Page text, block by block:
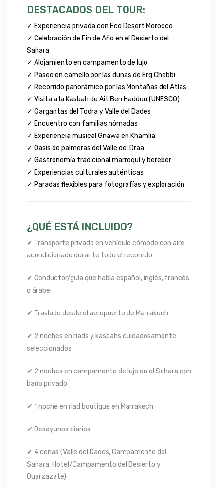
DESTACADOS DEL TOUR:
✓ Experiencia privada con Eco Desert Morocco
✓ Celebración de Fin de Año en el Desierto del
Sahara
✓ Alojamiento en campamento de lujo
✓ Paseo en camello por las dunas de Erg Chebbi
✓ Recorrido panorámico por las Montañas del Atlas
✓ Visita a la Kasbah de Ait Ben Haddou (UNESCO)
✓ Gargantas del Todra y Valle del Dades
✓ Encuentro con familias nómadas
✓ Experiencia musical Gnawa en Khamlia
✓ Oasis de palmeras del Valle del Draa
✓ Gastronomía tradicional marroquí y bereber
✓ Experiencias culturales auténticas
✓ Paradas flexibles para fotografías y exploración
¿QUÉ ESTÁ INCLUIDO?
✔ Transporte privado en vehículo cómodo con aire
acondicionado durante todo el recorrido
✔ Conductor/guía que habla español, inglés, francés
o árabe
✔ Traslado desde el aeropuerto de Marrakech
✔ 2 noches en riads y kasbahs cuidadosamente
seleccionados
✔ 2 noches en campamento de lujo en el Sahara con
baño privado
✔ 1 noche en riad boutique en Marrakech
✔ Desayunos diarios
✔ 4 cenas (Valle del Dades, Campamento del
Sahara, Hotel/Campamento del Desierto y
Ouarzazate)